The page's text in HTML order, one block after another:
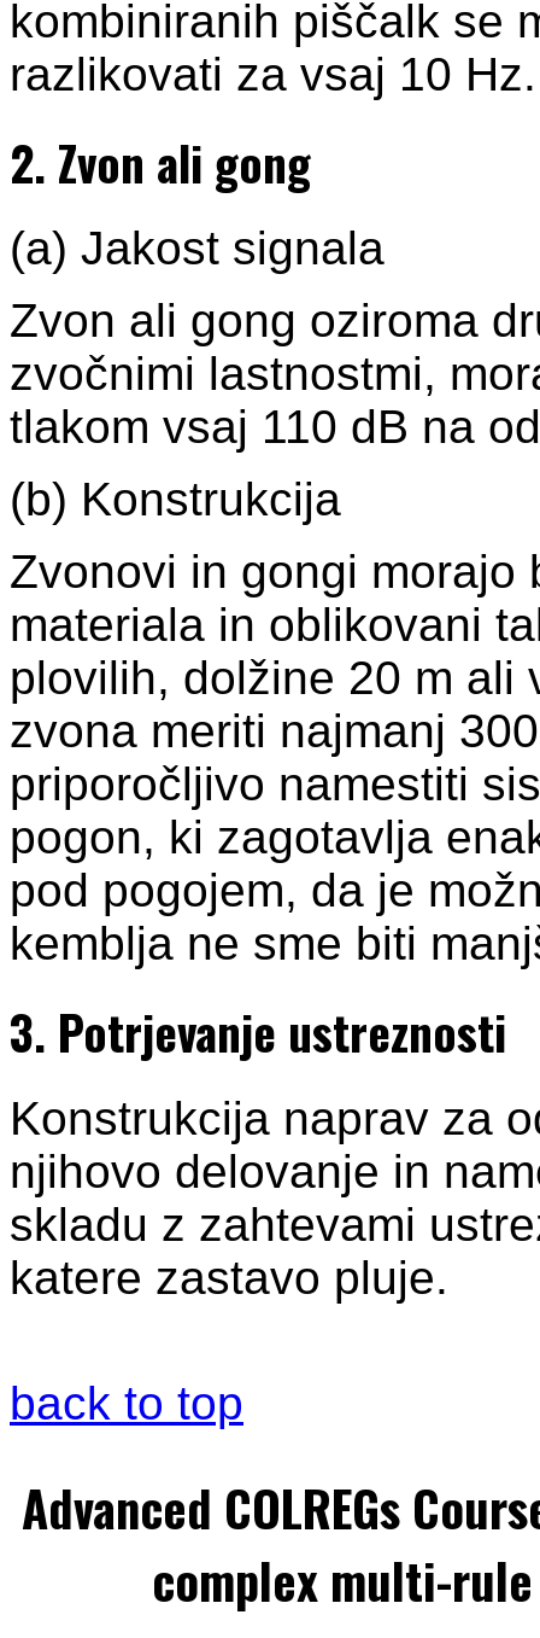
kombiniranih piščalk se
razlikovati za vsaj 10 Hz.
2. Zvon ali gong
(a) Jakost signala
Zvon ali gong oziroma
zvočnimi lastnostmi,
tlakom vsaj 110 dB na
(b) Konstrukcija
Zvonovi in gongi morajo
materiala in oblikovani
plovilih, dolžine 20 m ali
zvona meriti najmanj
priporočljivo namestiti
pogon, ki zagotavlja
pod pogojem, da je
kemblja ne sme biti
3. Potrjevanje ustreznosti
Konstrukcija naprav za
njihovo delovanje in
skladu z zahtevami
katere zastavo pluje.
back to top
Advanced COLREGs
complex multi-